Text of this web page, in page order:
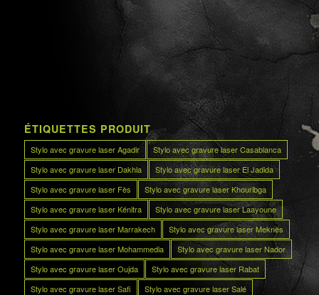
ÉTIQUETTES PRODUIT
Stylo avec gravure laser Agadir
Stylo avec gravure laser Casablanca
Stylo avec gravure laser Dakhla
Stylo avec gravure laser El Jadida
Stylo avec gravure laser Fès
Stylo avec gravure laser Khouribga
Stylo avec gravure laser Kénitra
Stylo avec gravure laser Laayoune
Stylo avec gravure laser Marrakech
Stylo avec gravure laser Meknès
Stylo avec gravure laser Mohammedia
Stylo avec gravure laser Nador
Stylo avec gravure laser Oujda
Stylo avec gravure laser Rabat
Stylo avec gravure laser Safi
Stylo avec gravure laser Salé